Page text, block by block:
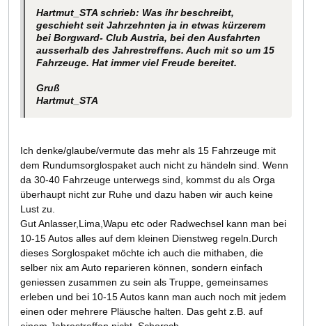
Hartmut_STA schrieb: Was ihr beschreibt,
geschieht seit Jahrzehnten ja in etwas kürzerem
bei Borgward- Club Austria, bei den Ausfahrten
ausserhalb des Jahrestreffens. Auch mit so um 15
Fahrzeuge. Hat immer viel Freude bereitet.
Gruß
Hartmut_STA
Ich denke/glaube/vermute das mehr als 15 Fahrzeuge mit
dem Rundumsorglospaket auch nicht zu händeln sind. Wenn
da 30-40 Fahrzeuge unterwegs sind, kommst du als Orga
überhaupt nicht zur Ruhe und dazu haben wir auch keine
Lust zu.
Gut Anlasser,Lima,Wapu etc oder Radwechsel kann man bei
10-15 Autos alles auf dem kleinen Dienstweg regeln.Durch
dieses Sorglospaket möchte ich auch die mithaben, die
selber nix am Auto reparieren können, sondern einfach
geniessen zusammen zu sein als Truppe, gemeinsames
erleben und bei 10-15 Autos kann man auch noch mit jedem
einen oder mehrere Pläusche halten. Das geht z.B. auf